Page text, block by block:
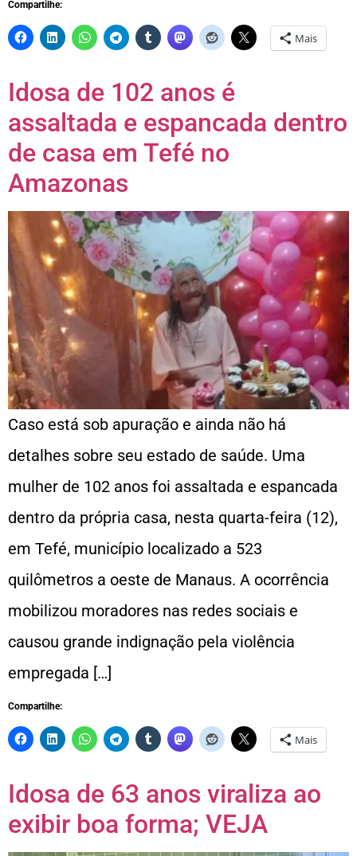
Compartilhe:
Mais
Idosa de 102 anos é
assaltada e espancada dentro
de casa em Tefé no
Amazonas
Caso está sob apuração e ainda não há
detalhes sobre seu estado de saúde. Uma
mulher de 102 anos foi assaltada e espancada
dentro da própria casa, nesta quarta-feira (12),
em Tefé, município localizado a 523
quilômetros a oeste de Manaus. A ocorrência
mobilizou moradores nas redes sociais e
causou grande indignação pela violência
empregada […]
Compartilhe:
Mais
Idosa de 63 anos viraliza ao
exibir boa forma; VEJA